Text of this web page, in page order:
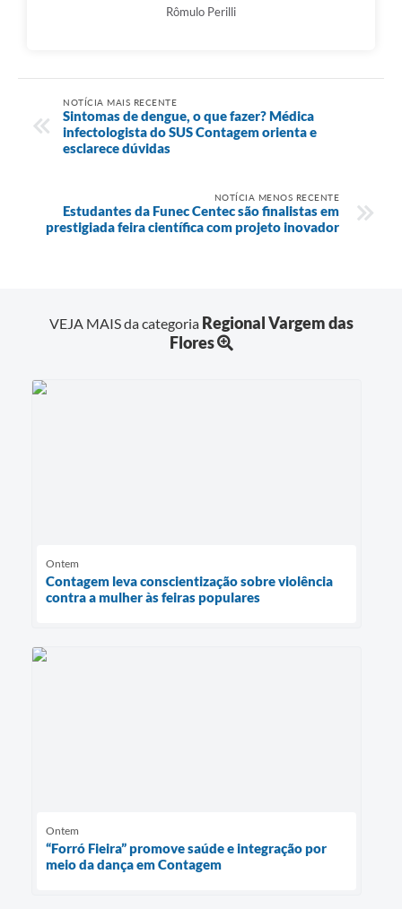
Rômulo Perilli
NOTÍCIA MAIS RECENTE
Sintomas de dengue, o que fazer? Médica
infectologista do SUS Contagem orienta e
esclarece dúvidas
NOTÍCIA MENOS RECENTE
Estudantes da Funec Centec são finalistas em
prestigiada feira científica com projeto inovador
VEJA MAIS da categoria Regional Vargem das
Flores
Ontem
Contagem leva conscientização sobre violência
contra a mulher às feiras populares
Ontem
“Forró Fieira” promove saúde e integração por
meio da dança em Contagem